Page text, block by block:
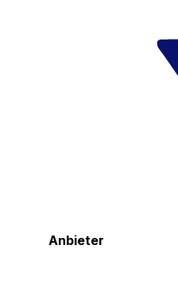
Anbieter